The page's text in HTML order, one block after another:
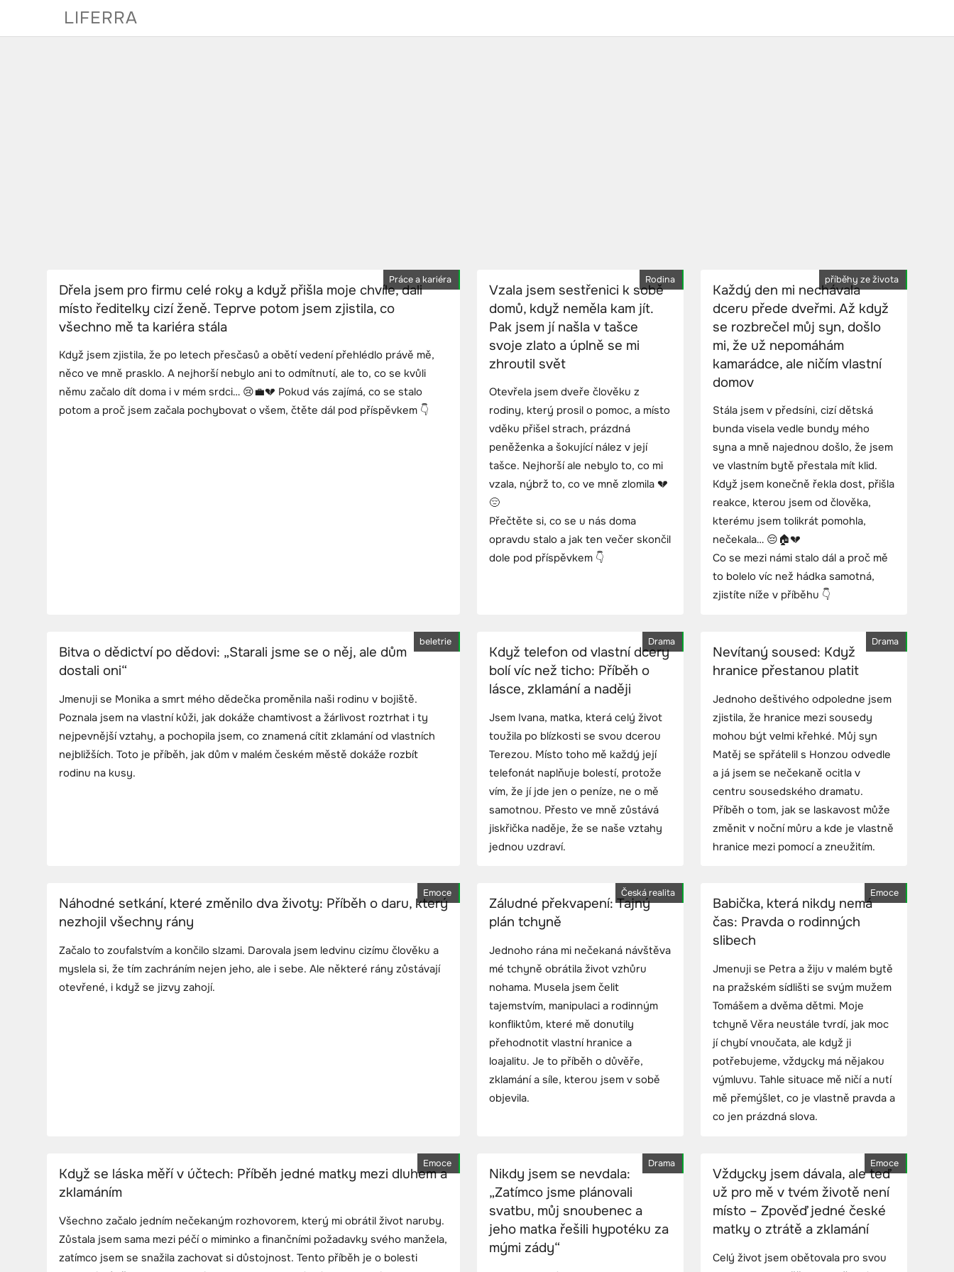
LIFERRA
Práce a kariéra
Dřela jsem pro firmu celé roky a když přišla moje chvíle, dali
místo ředitelky cizí ženě. Teprve potom jsem zjistila, co
všechno mě ta kariéra stála
Když jsem zjistila, že po letech přesčasů a obětí vedení přehlédlo právě mě,
něco ve mně prasklo. A nejhorší nebylo ani to odmítnutí, ale to, co se kvůli
němu začalo dít doma i v mém srdci… 😢💼💔 Pokud vás zajímá, co se stalo
potom a proč jsem začala pochybovat o všem, čtěte dál pod příspěvkem 👇
Rodina
Vzala jsem sestřenici k sobě
domů, když neměla kam jít.
Pak jsem jí našla v tašce
svoje zlato a úplně se mi
zhroutil svět
Otevřela jsem dveře člověku z
rodiny, který prosil o pomoc, a místo
vděku přišel strach, prázdná
peněženka a šokující nález v její
tašce. Nejhorší ale nebylo to, co mi
vzala, nýbrž to, co ve mně zlomila 💔
😔
Přečtěte si, co se u nás doma
opravdu stalo a jak ten večer skončil
dole pod příspěvkem 👇
příběhy ze života
Každý den mi nechávala
dceru přede dveřmi. Až když
se rozbrečel můj syn, došlo
mi, že už nepomáhám
kamarádce, ale ničím vlastní
domov
Stála jsem v předsíni, cizí dětská
bunda visela vedle bundy mého
syna a mně najednou došlo, že jsem
ve vlastním bytě přestala mít klid.
Když jsem konečně řekla dost, přišla
reakce, kterou jsem od člověka,
kterému jsem tolikrát pomohla,
nečekala… 😔🏠💔
Co se mezi námi stalo dál a proč mě
to bolelo víc než hádka samotná,
zjistíte níže v příběhu 👇
beletrie
Bitva o dědictví po dědovi: „Starali jsme se o něj, ale dům
dostali oni“
Jmenuji se Monika a smrt mého dědečka proměnila naši rodinu v bojiště.
Poznala jsem na vlastní kůži, jak dokáže chamtivost a žárlivost roztrhat i ty
nejpevnější vztahy, a pochopila jsem, co znamená cítit zklamání od vlastních
nejbližších. Toto je příběh, jak dům v malém českém městě dokáže rozbít
rodinu na kusy.
Drama
Když telefon od vlastní dcery
bolí víc než ticho: Příběh o
lásce, zklamání a naději
Jsem Ivana, matka, která celý život
toužila po blízkosti se svou dcerou
Terezou. Místo toho mě každý její
telefonát naplňuje bolestí, protože
vím, že jí jde jen o peníze, ne o mě
samotnou. Přesto ve mně zůstává
jiskřička naděje, že se naše vztahy
jednou uzdraví.
Drama
Nevítaný soused: Když
hranice přestanou platit
Jednoho deštivého odpoledne jsem
zjistila, že hranice mezi sousedy
mohou být velmi křehké. Můj syn
Matěj se spřátelil s Honzou odvedle
a já jsem se nečekaně ocitla v
centru sousedského dramatu.
Příběh o tom, jak se laskavost může
změnit v noční můru a kde je vlastně
hranice mezi pomocí a zneužitím.
Emoce
Náhodné setkání, které změnilo dva životy: Příběh o daru, který
nezhojil všechny rány
Začalo to zoufalstvím a končilo slzami. Darovala jsem ledvinu cizímu člověku a
myslela si, že tím zachráním nejen jeho, ale i sebe. Ale některé rány zůstávají
otevřené, i když se jizvy zahojí.
Česká realita
Záludné překvapení: Tajný
plán tchyně
Jednoho rána mi nečekaná návštěva
mé tchyně obrátila život vzhůru
nohama. Musela jsem čelit
tajemstvím, manipulaci a rodinným
konfliktům, které mě donutily
přehodnotit vlastní hranice a
loajalitu. Je to příběh o důvěře,
zklamání a síle, kterou jsem v sobě
objevila.
Emoce
Babička, která nikdy nemá
čas: Pravda o rodinných
slibech
Jmenuji se Petra a žiju v malém bytě
na pražském sídlišti se svým mužem
Tomášem a dvěma dětmi. Moje
tchyně Věra neustále tvrdí, jak moc
jí chybí vnoučata, ale když ji
potřebujeme, vždycky má nějakou
výmluvu. Tahle situace mě ničí a nutí
mě přemýšlet, co je vlastně pravda a
co jen prázdná slova.
Emoce
Když se láska měří v účtech: Příběh jedné matky mezi dluhem a
zklamáním
Všechno začalo jedním nečekaným rozhovorem, který mi obrátil život naruby.
Zůstala jsem sama mezi péčí o miminko a finančními požadavky svého manžela,
zatímco jsem se snažila zachovat si důstojnost. Tento příběh je o bolesti
Drama
Nikdy jsem se nevdala:
„Zatímco jsme plánovali
svatbu, můj snoubenec a
jeho matka řešili hypotéku za
mými zády“
Emoce
Vždycky jsem dávala, ale teď
už pro mě v tvém životě není
místo – Zpověď jedné české
matky o ztrátě a zklamání
Celý život jsem obětovala pro svou